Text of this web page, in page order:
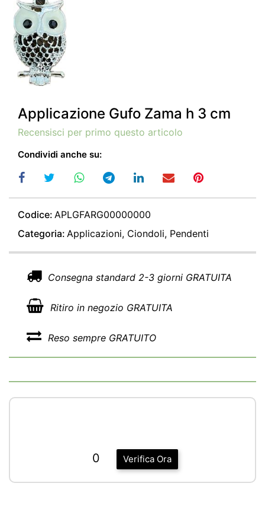
Applicazione Gufo Zama h 3 cm
Recensisci per primo questo articolo
Condividi anche su:
Codice: APLGFARG00000000
Categoria: Applicazioni, Ciondoli, Pendenti
Consegna standard 2-3 giorni GRATUITA
Ritiro in negozio GRATUITA
Reso sempre GRATUITO
Verifica Ora
0